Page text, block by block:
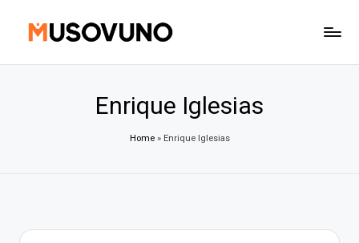
Enrique Iglesias
Home» Enrique Iglesias